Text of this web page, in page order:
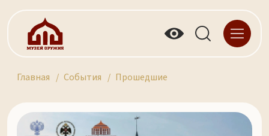
Главная События Прошедшие